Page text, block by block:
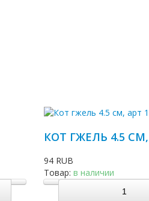
КОТ ГЖЕЛЬ 4.5 СМ,
94 RUB
Товар: в наличии